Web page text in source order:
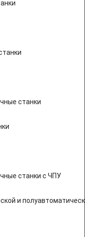
станки
станки с ЧПУ
и